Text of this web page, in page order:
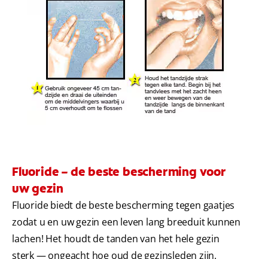
Fluoride – de beste bescherming voor
uw gezin
Fluoride biedt de beste bescherming tegen gaatjes
zodat u en uw gezin een leven lang breeduit kunnen
lachen! Het houdt de tanden van het hele gezin
sterk — ongeacht hoe oud de gezinsleden zijn.